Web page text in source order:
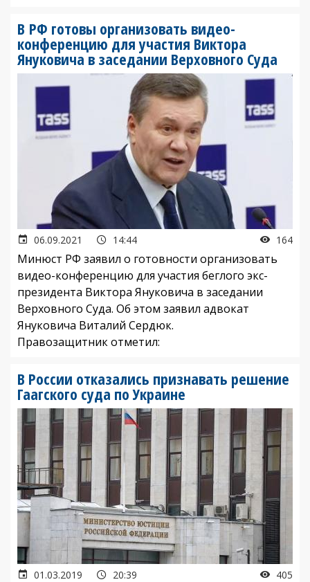
В РФ готовы организовать видео-
конференцию для участия Виктора
Януковича в заседании Верховного Суда
06.09.2021 14:44 164
Минюст РФ заявил о готовности организовать
видео-конференцию для участия беглого экс-
президента Виктора Януковича в заседании
Верховного Суда. Об этом заявил адвокат
Януковича Виталий Сердюк.
Правозащитник отметил:
В России отказались признавать решение
Гаагского суда по Украине
01.03.2019 20:39 405